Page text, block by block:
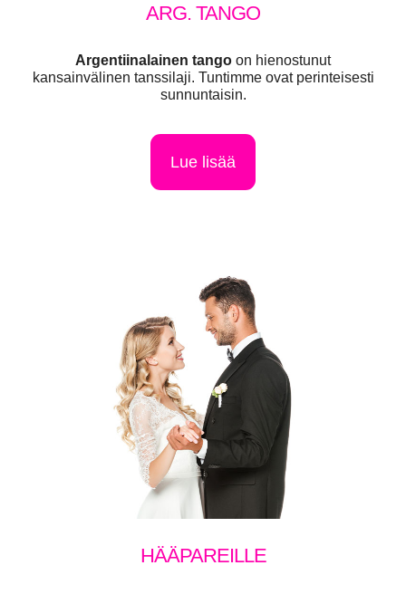
ARG. TANGO
Argentiinalainen tango on hienostunut
kansainvälinen tanssilaji. Tuntimme ovat perinteisesti
sunnuntaisin.
Lue lisää
HÄÄPAREILLE